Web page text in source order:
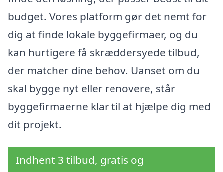
budget. Vores platform gør det nemt for
dig at finde lokale byggefirmaer, og du
kan hurtigere få skræddersyede tilbud,
der matcher dine behov. Uanset om du
skal bygge nyt eller renovere, står
byggefirmaerne klar til at hjælpe dig med
dit projekt.
Indhent 3 tilbud, gratis og